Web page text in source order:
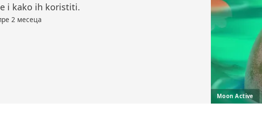
i kako ih koristiti.
2 месеца
Moon Active